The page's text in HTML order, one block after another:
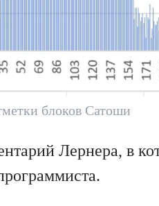
блоков Сатоши
Лернера, в